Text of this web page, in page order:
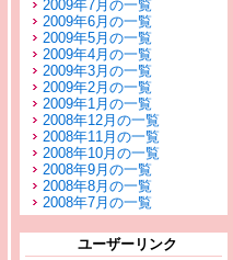
2009年7月の一覧
2009年6月の一覧
2009年5月の一覧
2009年4月の一覧
2009年3月の一覧
2009年2月の一覧
2009年1月の一覧
2008年12月の一覧
2008年11月の一覧
2008年10月の一覧
2008年9月の一覧
2008年8月の一覧
2008年7月の一覧
ユーザーリンク